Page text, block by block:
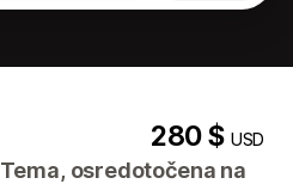
280 $USD
Tema, osredotočena na